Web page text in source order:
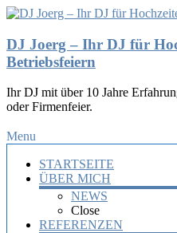
DJ Joerg – Ihr DJ für
Betriebsfeiern
Ihr DJ mit über 10 Jahre
oder Firmenfeier.
Menu
STARTSEITE
ÜBER MICH
NEWS
Close
REFERENZEN